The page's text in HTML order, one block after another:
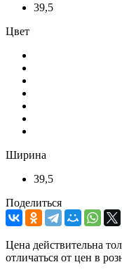
39,5
Цвет
Ширина
39,5
Поделиться
Цена действительна
отличаться от цен в